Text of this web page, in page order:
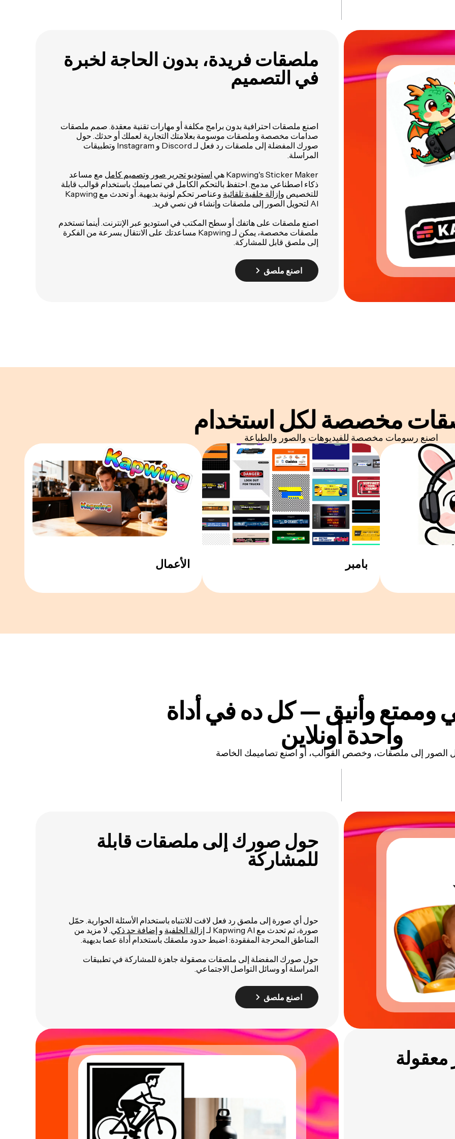
ملصقات فريدة، بدون الحاجة لخبرة
في التصميم
اصنع ملصقات احترافية بدون برامج مكلفة أو مهارات تقنية معقدة. صمم ملصقات
صدامات مخصصة وملصقات موسومة بعلامتك التجارية لعملك أو حدثك. حول
صورك المفضلة إلى ملصقات رد فعل لـ Discord و Instagram وتطبيقات
المراسلة.
Kapwing's Sticker Maker هي
استوديو تحرير صور وتصميم كامل مع مساعد
ذكاء اصطناعي مدمج. احتفظ بالتحكم الكامل في تصاميمك باستخدام قوالب قابلة
للتخصيص وإزالة خلفية تلقائية
وعناصر تحكم لونية بديهية. أو تحدث مع Kapwing
AI لتحويل الصور إلى ملصقات وإنشاء فن نصي فريد.
اصنع ملصقات على هاتفك أو سطح المكتب في استوديو عبر الإنترنت. أينما تستخدم
ملصقات مخصصة، يمكن لـ Kapwing مساعدتك على الانتقال بسرعة من الفكرة
إلى ملصق قابل للمشاركة.
اصنع ملصق
مخصصة لكل استخدام
اصنع رسومات مخصصة للفيديوهات والصور والطباعة
الأعمال بامبر
وممتع وأنيق — كل ده في أداة
واحدة أونلاين
الصور إلى ملصقات، وخصص القوالب، أو اصنع تصاميمك الخاصة
حول صورك إلى ملصقات قابلة
للمشاركة
حول أي صورة إلى ملصق رد فعل لافت للانتباه باستخدام الأسئلة الحوارية. حمّل
صورة، ثم تحدث مع Kapwing AI لـ
إزالة الخلفية و إضافة حد ذكي . لا مزيد من
المناطق المحرجة المفقودة: اضبط حدود ملصقك باستخدام أداة عصا بديهية.
حول صورك المفضلة إلى ملصقات مصقولة جاهزة للمشاركة في تطبيقات
المراسلة أو وسائل التواصل الاجتماعي.
اصنع ملصق
معقولة